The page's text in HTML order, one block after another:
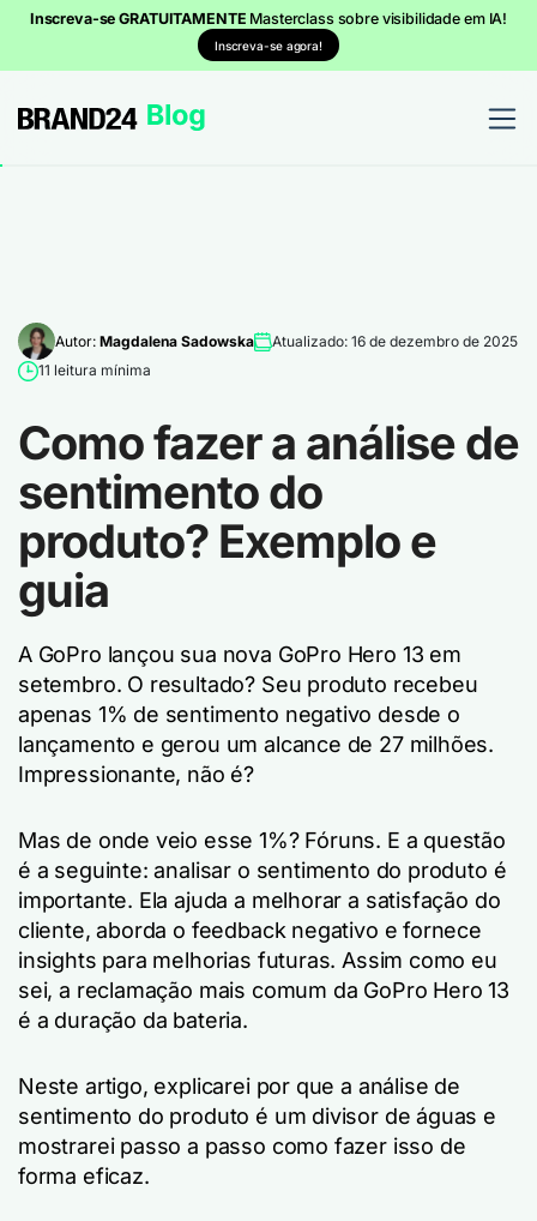
Inscreva-se GRATUITAMENTE Masterclass sobre visibilidade em IA!
Inscreva-se agora!
Autor: Magdalena Sadowska
Atualizado: 16 de dezembro de 2025
11 leitura mínima
Como fazer a análise de
sentimento do
produto? Exemplo e
guia
A GoPro lançou sua nova GoPro Hero 13 em
setembro. O resultado? Seu produto recebeu
apenas 1% de sentimento negativo desde o
lançamento e gerou um alcance de 27 milhões.
Impressionante, não é?
Mas de onde veio esse 1%? Fóruns. E a questão
é a seguinte: analisar o sentimento do produto é
importante. Ela ajuda a melhorar a satisfação do
cliente, aborda o feedback negativo e fornece
insights para melhorias futuras. Assim como eu
sei, a reclamação mais comum da GoPro Hero 13
é a duração da bateria.
Neste artigo, explicarei por que a análise de
sentimento do produto é um divisor de águas e
mostrarei passo a passo como fazer isso de
forma eficaz.